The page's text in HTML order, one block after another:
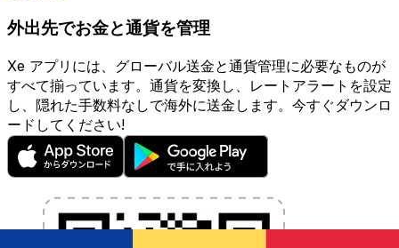
外出先でお金と通貨を管理
Xe アプリには、グローバル送金と通貨管理に必要なものが
すべて揃っています。通貨を変換し、レートアラートを設定
し、隠れた手数料なしで海外に送金します。今すぐダウンロ
ードしてください!